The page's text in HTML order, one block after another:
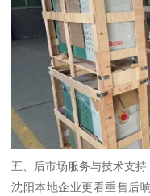
五、后市场服务与技术支持
沈阳本地企业更看重售后